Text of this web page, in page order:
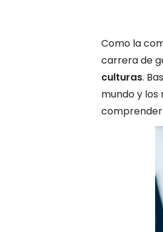
Como la
carrera de
culturas.
mundo y